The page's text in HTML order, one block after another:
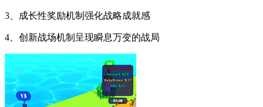
3、成长性奖励机制强化战略成就感
4、创新战场机制呈现瞬息万变的战局